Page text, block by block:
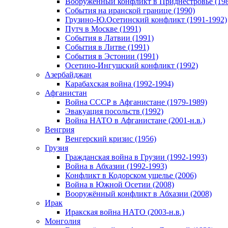
События на иранской границе (1990)
Грузино-Ю.Осетинский конфликт (1991-1992)
Путч в Москве (1991)
События в Латвии (1991)
События в Литве (1991)
События в Эстонии (1991)
Осетино-Ингушский конфликт (1992)
Азербайджан
Карабахская война (1992-1994)
Афганистан
Война СССР в Афганистане (1979-1989)
Эвакуация посольств (1992)
Война НАТО в Афганистане (2001-н.в.)
Венгрия
Венгерский кризис (1956)
Грузия
Гражданская война в Грузии (1992-1993)
Война в Абхазии (1992-1993)
Конфликт в Кодорском ущелье (2006)
Война в Южной Осетии (2008)
Вооружённый конфликт в Абхазии (2008)
Ирак
Иракская война НАТО (2003-н.в.)
Монголия